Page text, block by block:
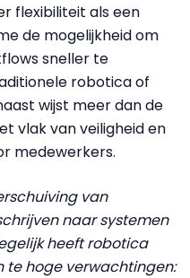
flexibiliteit als een
de mogelijkheid om
sneller te
robotica of
wijst meer dan de
vlak van veiligheid en
medewerkers.
van
naar systemen
heeft robotica
te hoge verwachtingen: